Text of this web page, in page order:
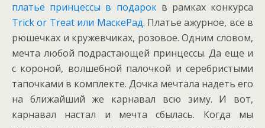
платье принцессы в подарокв рамках конкурса
Trick or Treat или МаскеРад. Платье ажурное, все в
рюшечках и кружевчиках, розовое. Одним словом,
мечта любой подрастающей принцессы. Да еще и
с короной, волшебной палочкой и серебристыми
тапочками в комплекте. Дочка мечтала надеть его
на ближайший же карнавал всю зиму. И вот,
карнавал настал и мечта сбылась. Когда мы